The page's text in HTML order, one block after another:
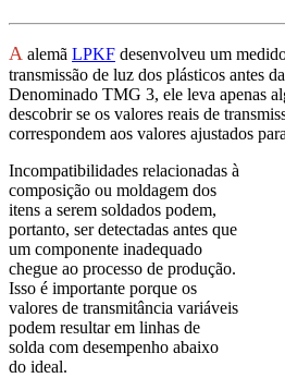
A alemã LPKF desenvolveu um
transmissão de luz dos plásticos antes da
Denominado TMG 3, ele leva apenas
descobrir se os valores reais de
correspondem aos valores ajustados
Incompatibilidades relacionadas à
composição ou moldagem dos
itens a serem soldados podem,
portanto, ser detectadas antes que
um componente inadequado
chegue ao processo de produção.
Isso é importante porque os
valores de transmitância variáveis
podem resultar em linhas de
solda com desempenho abaixo
do ideal.